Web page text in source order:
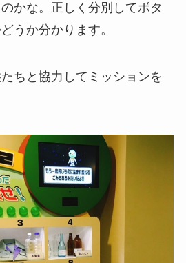
かな。正しく分別してボタ
うか分かります。
ちと協力してミッションを